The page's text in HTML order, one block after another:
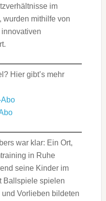
im
wurden mithilfe von
Hier gibt’s mehr
Abo
war klar: Ein Ort,
in Ruhe
seine Kinder im
Ballspiele spielen
Vorlieben bildeten